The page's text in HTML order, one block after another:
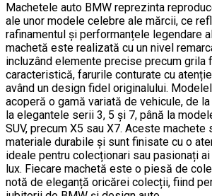
Machetele auto BMW reprezinta
ale unor modele celebre ale mărcii, ce
rafinamentul și performanțele legendare
machetă este realizată cu un nivel
incluzând elemente precise precum grila
caracteristică, farurile conturate cu
având un design fidel originalului.
acoperă o gamă variată de vehicule, de
la elegantele serii 3, 5 și 7, până la
SUV, precum X5 sau X7. Aceste
materiale durabile și sunt finisate cu o
ideale pentru colecționari sau pasionați
lux. Fiecare machetă este o piesă de
notă de eleganță oricărei colecții, fiind